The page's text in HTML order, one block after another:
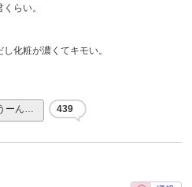
らい。
化粧が濃くてキモい。
ーん… 439